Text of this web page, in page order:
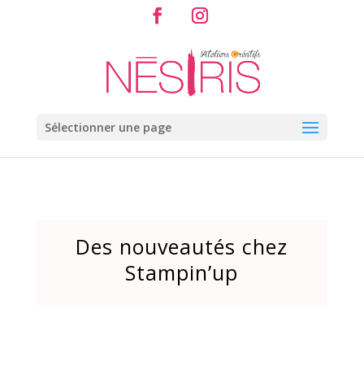
Sélectionner une page
Des nouveautés chez
Stampin’up